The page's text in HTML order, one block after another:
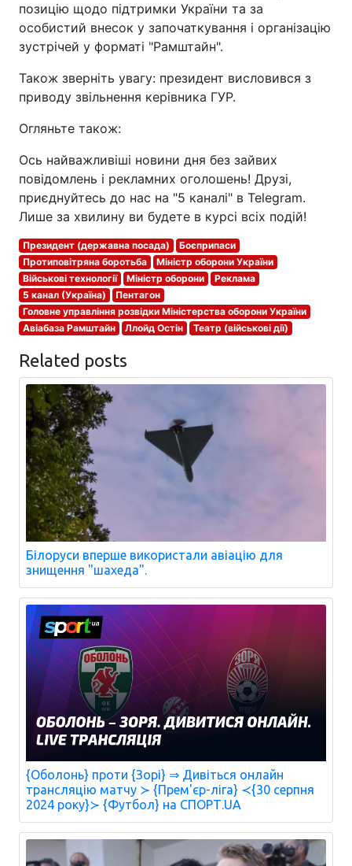
позицію щодо підтримки України та за
особистий внесок у започаткування і організацію
зустрічей у форматі "Рамштайн".
Також зверніть увагу: президент висловився з
приводу звільнення керівника ГУР.
Огляньте також:
Ось найважливіші новини дня без зайвих
повідомлень і рекламних оголошень! Друзі,
приєднуйтесь до нас на "5 каналі" в Telegram.
Лише за хвилину ви будете в курсі всіх подій!
Президент (державна посада)
Боєприпаси
Протиповітряна боротьба
Міністр оборони України
Військові технології
Міністр оборони
Реклама
5 канал (Україна)
Пентагон
Головне управління розвідки Міністерства оборони України
Авіабаза Рамштайн
Ллойд Остін Театр (військові дії)
Related posts
Білоруси вперше використали авіацію для
знищення "шахеда".
{Оболонь} проти {Зорі} ⇒ Дивіться онлайн
трансляцію матчу ≻ {Прем'єр-ліга} ≺{30 серпня
2024 року}≻ {Футбол} на СПОРТ.UA